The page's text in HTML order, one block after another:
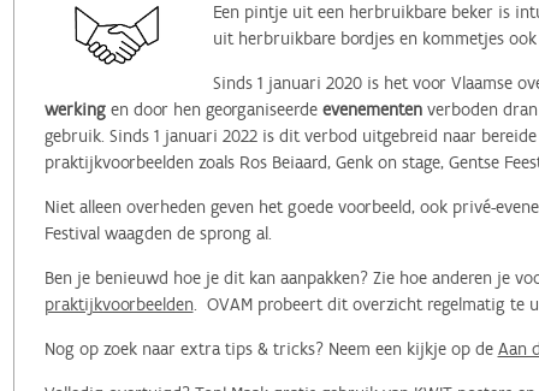
Een pintje uit een herbruikbare beker is
uit herbruikbare bordjes en kommetjes
Sinds 1 januari 2020 is het voor Vlaamse
werkingen door hen georganiseerde evenementenverboden
gebruik. Sinds 1 januari 2022 is dit verbod uitgebreid naar
praktijkvoorbeelden zoals Ros Beiaard, Genk on stage, Gentse
Niet alleen overheden geven het goede voorbeeld, ook privé-
Festival waagden de sprong al.
Ben je benieuwd hoe je dit kan aanpakken? Zie hoe anderen je
praktijkvoorbeelden. OVAM probeert dit overzicht regelmatig te
Nog op zoek naar extra tips & tricks? Neem een kijkje op de Aan